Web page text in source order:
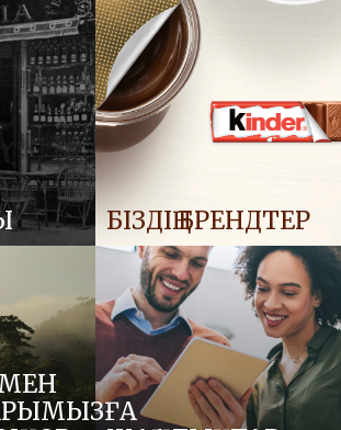
БІЗДІҢ БРЕНДТЕР